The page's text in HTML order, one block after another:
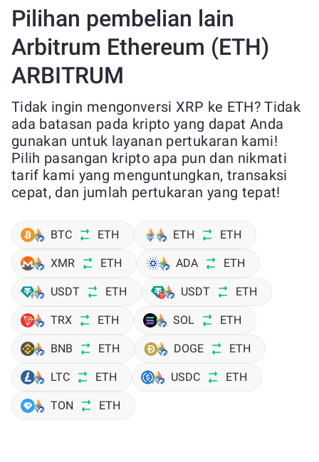
Pilihan pembelian lain
Arbitrum Ethereum (ETH)
ARBITRUM
Tidak ingin mengonversi XRP ke ETH? Tidak
ada batasan pada kripto yang dapat Anda
gunakan untuk layanan pertukaran kami!
Pilih pasangan kripto apa pun dan nikmati
tarif kami yang menguntungkan, transaksi
cepat, dan jumlah pertukaran yang tepat!
BTC ETH ETH ETH
XMR ETH ADA ETH
USDT ETH USDT ETH
TRX ETH SOL ETH
BNB ETH DOGE ETH
LTC ETH USDC ETH
TON ETH